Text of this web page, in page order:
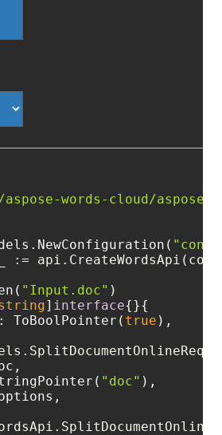
words-cloud/
:=
"Input.doc" )
] interface{}{
: ToBoolPointer( true ),
"doc" ),